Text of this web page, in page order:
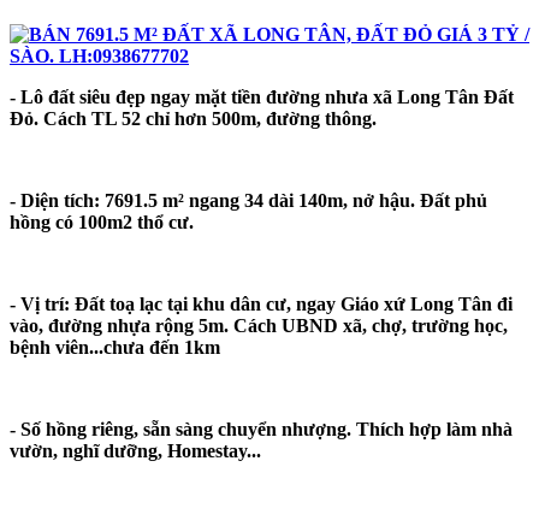
- Lô đất siêu đẹp ngay mặt tiền đường nhưa xã Long Tân Đất
Đỏ. Cách TL 52 chỉ hơn 500m, đường thông.
- Diện tích: 7691.5 m² ngang 34 dài 140m, nở hậu. Đất phủ
hồng có 100m2 thổ cư.
- Vị trí: Đất toạ lạc tại khu dân cư, ngay Giáo xứ Long Tân đi
vào, đường nhựa rộng 5m. Cách UBND xã, chợ, trường học,
bệnh viên...chưa đến 1km
- Số hồng riêng, sẵn sàng chuyển nhượng. Thích hợp làm nhà
vườn, nghĩ dưỡng, Homestay...